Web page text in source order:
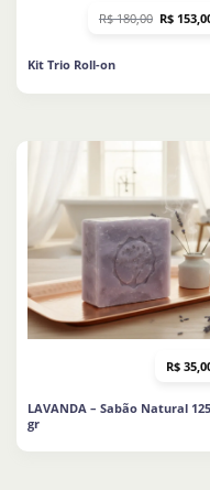
Kit Trio Roll-on
R$180,00 O
preço
R$
LAVANDA – Sabão Natural 125
gr
R$